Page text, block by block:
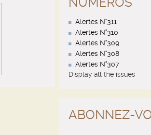
Alertes N°311
Alertes N°310
Alertes N°309
Alertes N°308
Alertes N°307
Display all the issues
ABONNEZ-